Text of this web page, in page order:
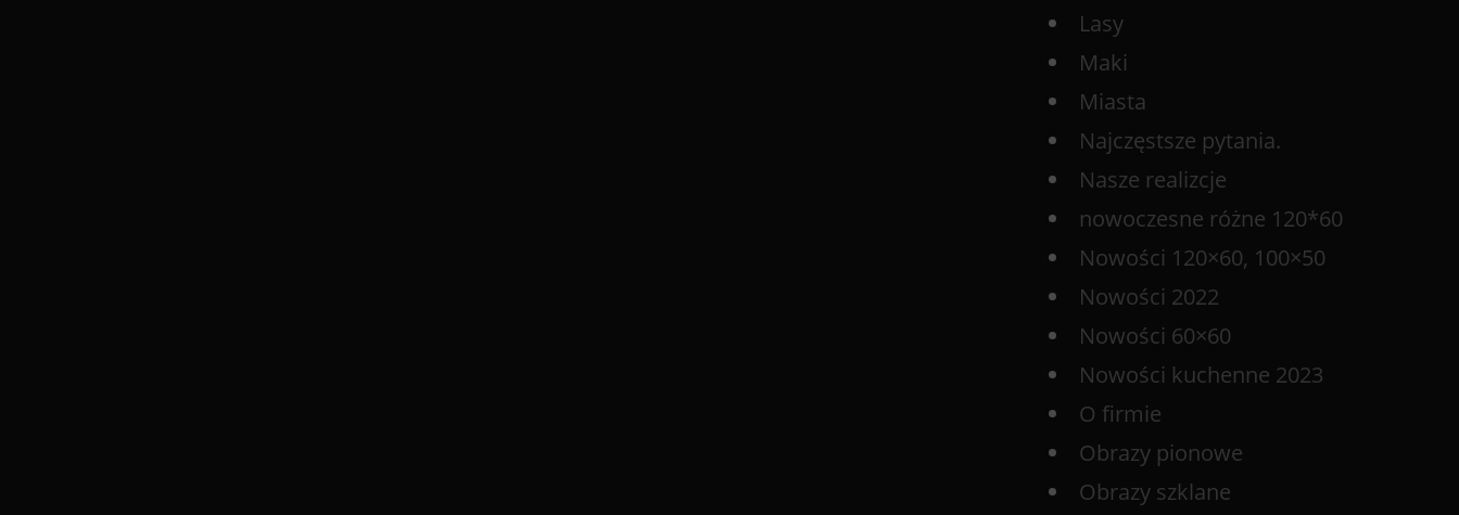
Lasy
Maki
Miasta
Najczęstsze pytania.
Nasze realizcje
nowoczesne różne 120*60
Nowości 120×60, 100×50
Nowości 2022
Nowości 60×60
Nowości kuchenne 2023
O firmie
Obrazy pionowe
Obrazy szklane